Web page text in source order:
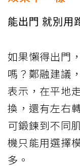
能出門 就別用
如果懶得出門
嗎？鄭融建議
表示，在平地
換，還有左右
可鍛鍊到不同
機只能用選擇
多。